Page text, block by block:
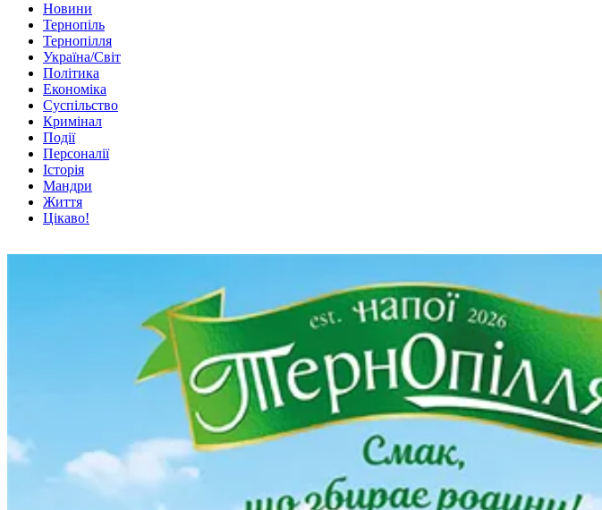
Новини
Тернопіль
Тернопілля
Україна/Світ
Політика
Економіка
Суспільство
Кримінал
Події
Персоналії
Історія
Мандри
Життя
Цікаво!